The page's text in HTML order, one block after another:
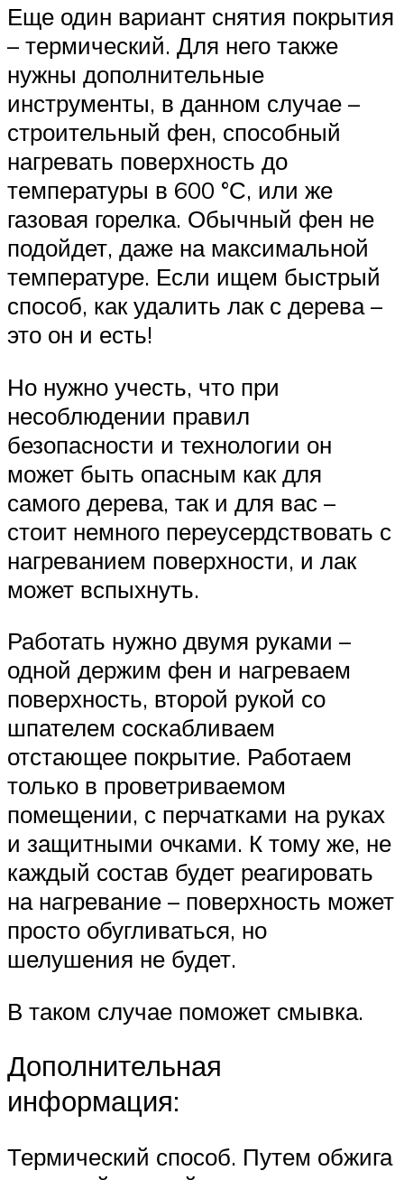
Еще один вариант снятия покрытия
– термический. Для него также
нужны дополнительные
инструменты, в данном случае –
строительный фен, способный
нагревать поверхность до
температуры в 600 °С, или же
газовая горелка. Обычный фен не
подойдет, даже на максимальной
температуре. Если ищем быстрый
способ, как удалить лак с дерева –
это он и есть!
Но нужно учесть, что при
несоблюдении правил
безопасности и технологии он
может быть опасным как для
самого дерева, так и для вас –
стоит немного переусердствовать с
нагреванием поверхности, и лак
может вспыхнуть.
Работать нужно двумя руками –
одной держим фен и нагреваем
поверхность, второй рукой со
шпателем соскабливаем
отстающее покрытие. Работаем
только в проветриваемом
помещении, с перчатками на руках
и защитными очками. К тому же, не
каждый состав будет реагировать
на нагревание – поверхность может
просто обугливаться, но
шелушения не будет.
В таком случае поможет смывка.
Дополнительная
информация:
Термический способ. Путем обжига